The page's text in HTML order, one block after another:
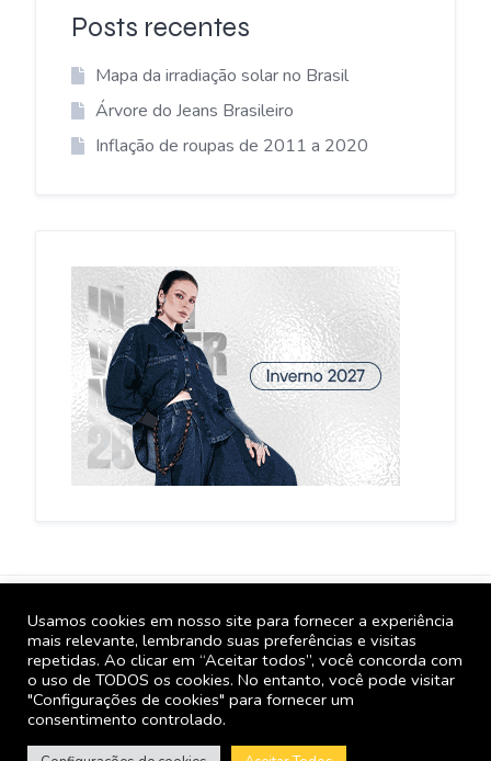
Posts recentes
Mapa da irradiação solar no Brasil
Árvore do Jeans Brasileiro
Inflação de roupas de 2011 a 2020
GBL Mais. Copyright 2005 – 2026 | Todos os direitos
reservados para SPPress Editora.
FORNECEDORES
Como usar o GBL Mais
GBLjeans Notícias
Usamos cookies em nosso site para fornecer a experiência
mais relevante, lembrando suas preferências e visitas
repetidas. Ao clicar em “Aceitar todos”, você concorda com
o uso de TODOS os cookies. No entanto, você pode visitar
"Configurações de cookies" para fornecer um
consentimento controlado.